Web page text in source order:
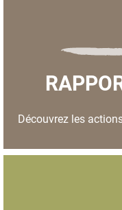
Découvrez les